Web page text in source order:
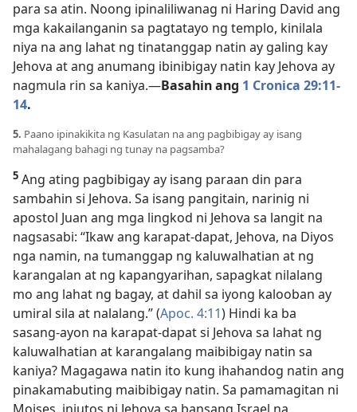
para sa atin. Noong ipinaliliwanag ni Haring David ang
mga kakailanganin sa pagtatayo ng templo, kinilala
niya na ang lahat ng tinatanggap natin ay galing kay
Jehova at ang anumang ibinibigay natin kay Jehova ay
nagmula rin sa kaniya.—Basahin ang 1 Cronica 29:11-
14.
5. Paano ipinakikita ng Kasulatan na ang pagbibigay ay isang
mahalagang bahagi ng tunay na pagsamba?
5 Ang ating pagbibigay ay isang paraan din para
sambahin si Jehova. Sa isang pangitain, narinig ni
apostol Juan ang mga lingkod ni Jehova sa langit na
nagsasabi: “Ikaw ang karapat-dapat, Jehova, na Diyos
nga namin, na tumanggap ng kaluwalhatian at ng
karangalan at ng kapangyarihan, sapagkat nilalang
mo ang lahat ng bagay, at dahil sa iyong kalooban ay
umiral sila at nalalang.” (Apoc. 4:11) Hindi ka ba
sasang-ayon na karapat-dapat si Jehova sa lahat ng
kaluwalhatian at karangalang maibibigay natin sa
kaniya? Magagawa natin ito kung ihahandog natin ang
pinakamabuting maibibigay natin. Sa pamamagitan ni